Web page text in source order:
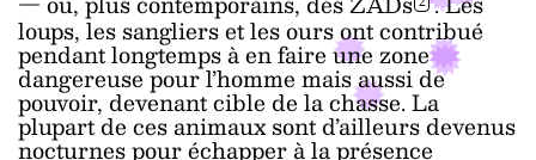
loups, les sangliers et les ours ont contribué
pendant longtemps à en faire une zone
dangereuse pour l’homme mais aussi de
pouvoir, devenant cible de la chasse. La
plupart de ces animaux sont d’ailleurs devenus
nocturnes pour échapper à la présence